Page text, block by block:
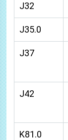
J32
J35.0
J37
J42
K81.0